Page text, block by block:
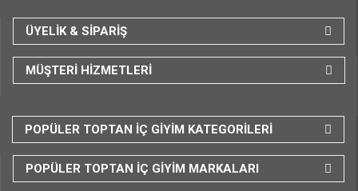
ÜYELİK & SİPARİŞ
MÜŞTERİ HİZMETLERİ
POPÜLER TOPTAN İÇ GİYİM KATEGORİLERİ
POPÜLER TOPTAN İÇ GİYİM MARKALARI